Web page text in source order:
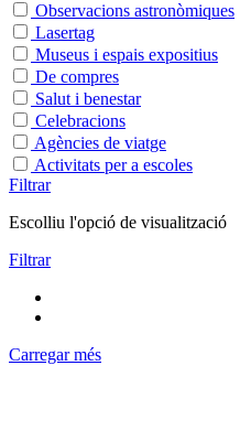
Observacions astronòmiques
Lasertag
Museus i espais expositius
De compres
Salut i benestar
Celebracions
Agències de viatge
Activitats per a escoles
Filtrar
Escolliu l'opció de visualització
Filtrar
Carregar més